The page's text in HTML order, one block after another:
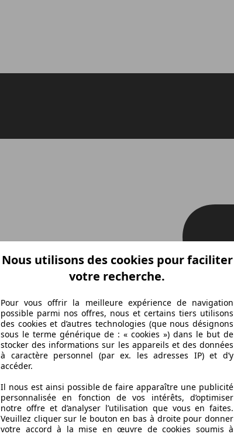
Nous utilisons des cookies pour faciliter
votre recherche.
Pour vous offrir la meilleure expérience de navigation
possible parmi nos offres, nous et certains tiers utilisons
des cookies et d’autres technologies (que nous désignons
sous le terme générique de : « cookies ») dans le but de
stocker des informations sur les appareils et des données
à caractère personnel (par ex. les adresses IP) et d’y
accéder.
Il nous est ainsi possible de faire apparaître une publicité
personnalisée en fonction de vos intérêts, d’optimiser
notre offre et d’analyser l’utilisation que vous en faites.
Veuillez cliquer sur le bouton en bas à droite pour donner
votre accord à la mise en œuvre de cookies soumis à